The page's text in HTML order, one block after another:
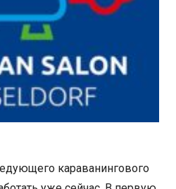
караванингового